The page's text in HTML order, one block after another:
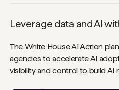
Leverage data and AI
The White House AI Action
agencies to accelerate AI
visibility and control to build AI